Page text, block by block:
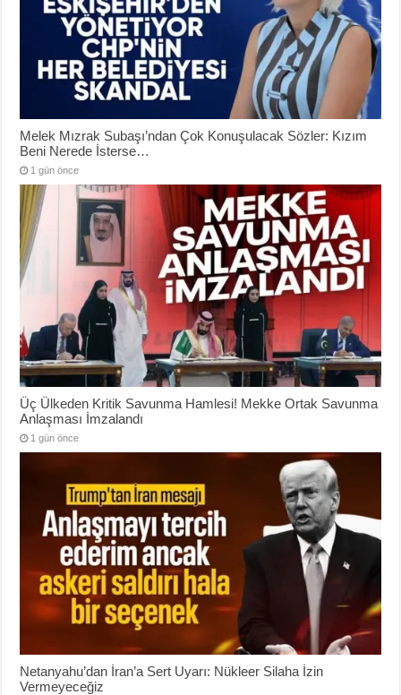
Melek Mızrak Subaşı’ndan Çok Konuşulacak Sözler: Kızım
Beni Nerede İsterse…
1 gün önce
Üç Ülkeden Kritik Savunma Hamlesi! Mekke Ortak Savunma
Anlaşması İmzalandı
1 gün önce
Netanyahu’dan İran’a Sert Uyarı: Nükleer Silaha İzin
Vermeyeceğiz